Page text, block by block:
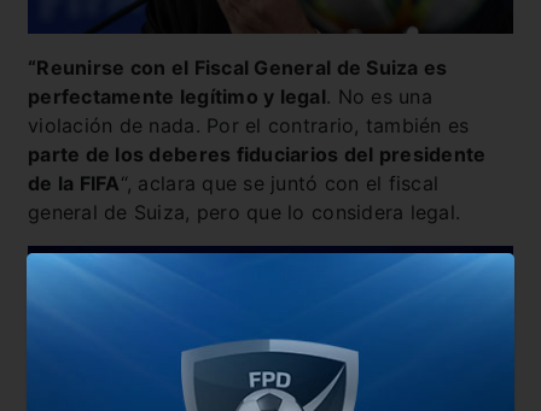
“Reunirse con el Fiscal General de Suiza es
perfectamente legítimo y legal. No es una
violación de nada. Por el contrario, también es
parte de los deberes fiduciarios del presidente
de la FIFA“, aclara que se juntó con el fiscal
general de Suiza, pero que lo considera legal.